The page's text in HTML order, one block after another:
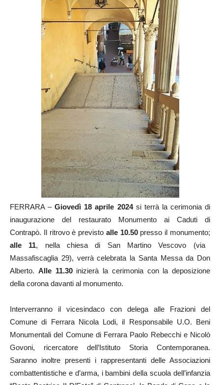
FERRARA –Giovedì 18 aprile 2024si terrà la cerimonia di
inaugurazione del restaurato Monumento ai Caduti di
Contrapò. Il ritrovo è previsto alle 10.50presso il monumento;
alle 11, nella chiesa di San Martino Vescovo (via
Massafiscaglia 29), verrà celebrata la Santa Messa da Don
Alberto. Alle 11.30inizierà la cerimonia con la deposizione
della corona davanti al monumento.
Interverranno il vicesindaco con delega alle Frazioni del
Comune di Ferrara Nicola Lodi, il Responsabile U.O. Beni
Monumentali del Comune di Ferrara Paolo Rebecchi e Nicolò
Govoni, ricercatore dell’Istituto Storia Contemporanea.
Saranno inoltre presenti i rappresentanti delle Associazioni
combattentistiche e d’arma, i bambini della scuola dell’infanzia